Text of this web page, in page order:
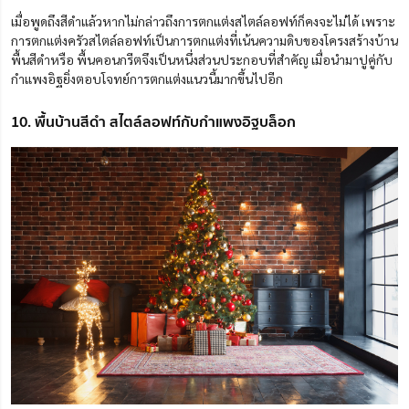
เมื่อพูดถึงสีดำแล้วหากไม่กล่าวถึงการตกแต่งสไตล์ลอฟท์ก็คงจะไม่ได้ เพราะ
การตกแต่งครัวสไตล์ลอฟท์เป็นการตกแต่งที่เน้นความดิบของโครงสร้างบ้าน
พื้นสีดำหรือ พื้นคอนกรีตจึงเป็นหนึ่งส่วนประกอบที่สำคัญ เมื่อนำมาปูคู่กับ
กำแพงอิฐยิ่งตอบโจทย์การตกแต่งแนวนี้มากขึ้นไปอีก
10. พื้นบ้านสีดำ สไตล์ลอฟท์กับกำแพงอิฐบล็อก